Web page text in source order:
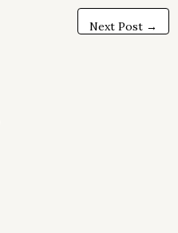
Next Post →